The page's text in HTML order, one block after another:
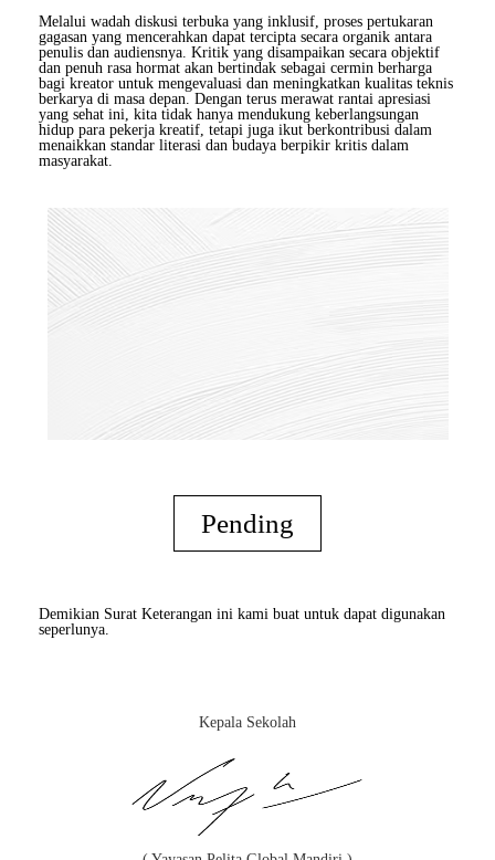
Melalui wadah diskusi terbuka yang inklusif, proses pertukaran
gagasan yang mencerahkan dapat tercipta secara organik antara
penulis dan audiensnya. Kritik yang disampaikan secara objektif
dan penuh rasa hormat akan bertindak sebagai cermin berharga
bagi kreator untuk mengevaluasi dan meningkatkan kualitas teknis
berkarya di masa depan. Dengan terus merawat rantai apresiasi
yang sehat ini, kita tidak hanya mendukung keberlangsungan
hidup para pekerja kreatif, tetapi juga ikut berkontribusi dalam
menaikkan standar literasi dan budaya berpikir kritis dalam
masyarakat.
Pending
Demikian Surat Keterangan ini kami buat untuk dapat digunakan
seperlunya.
Kepala Sekolah